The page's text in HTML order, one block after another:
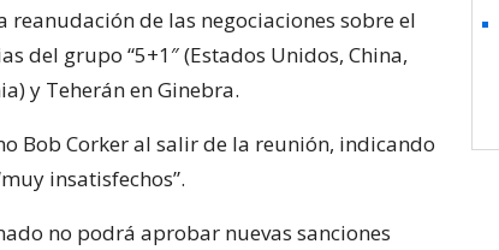
de las negociaciones sobre el
del grupo “5+1″ (Estados Unidos, China,
y Teherán en Ginebra.
Bob Corker al salir de la reunión, indicando
insatisfechos”.
no podrá aprobar nuevas sanciones